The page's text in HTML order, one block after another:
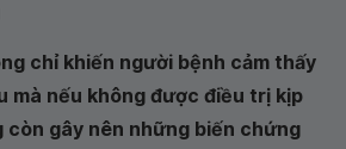
chỉ khiến người bệnh cảm thấy
mà nếu không được điều trị kịp
còn gây nên những biến chứng